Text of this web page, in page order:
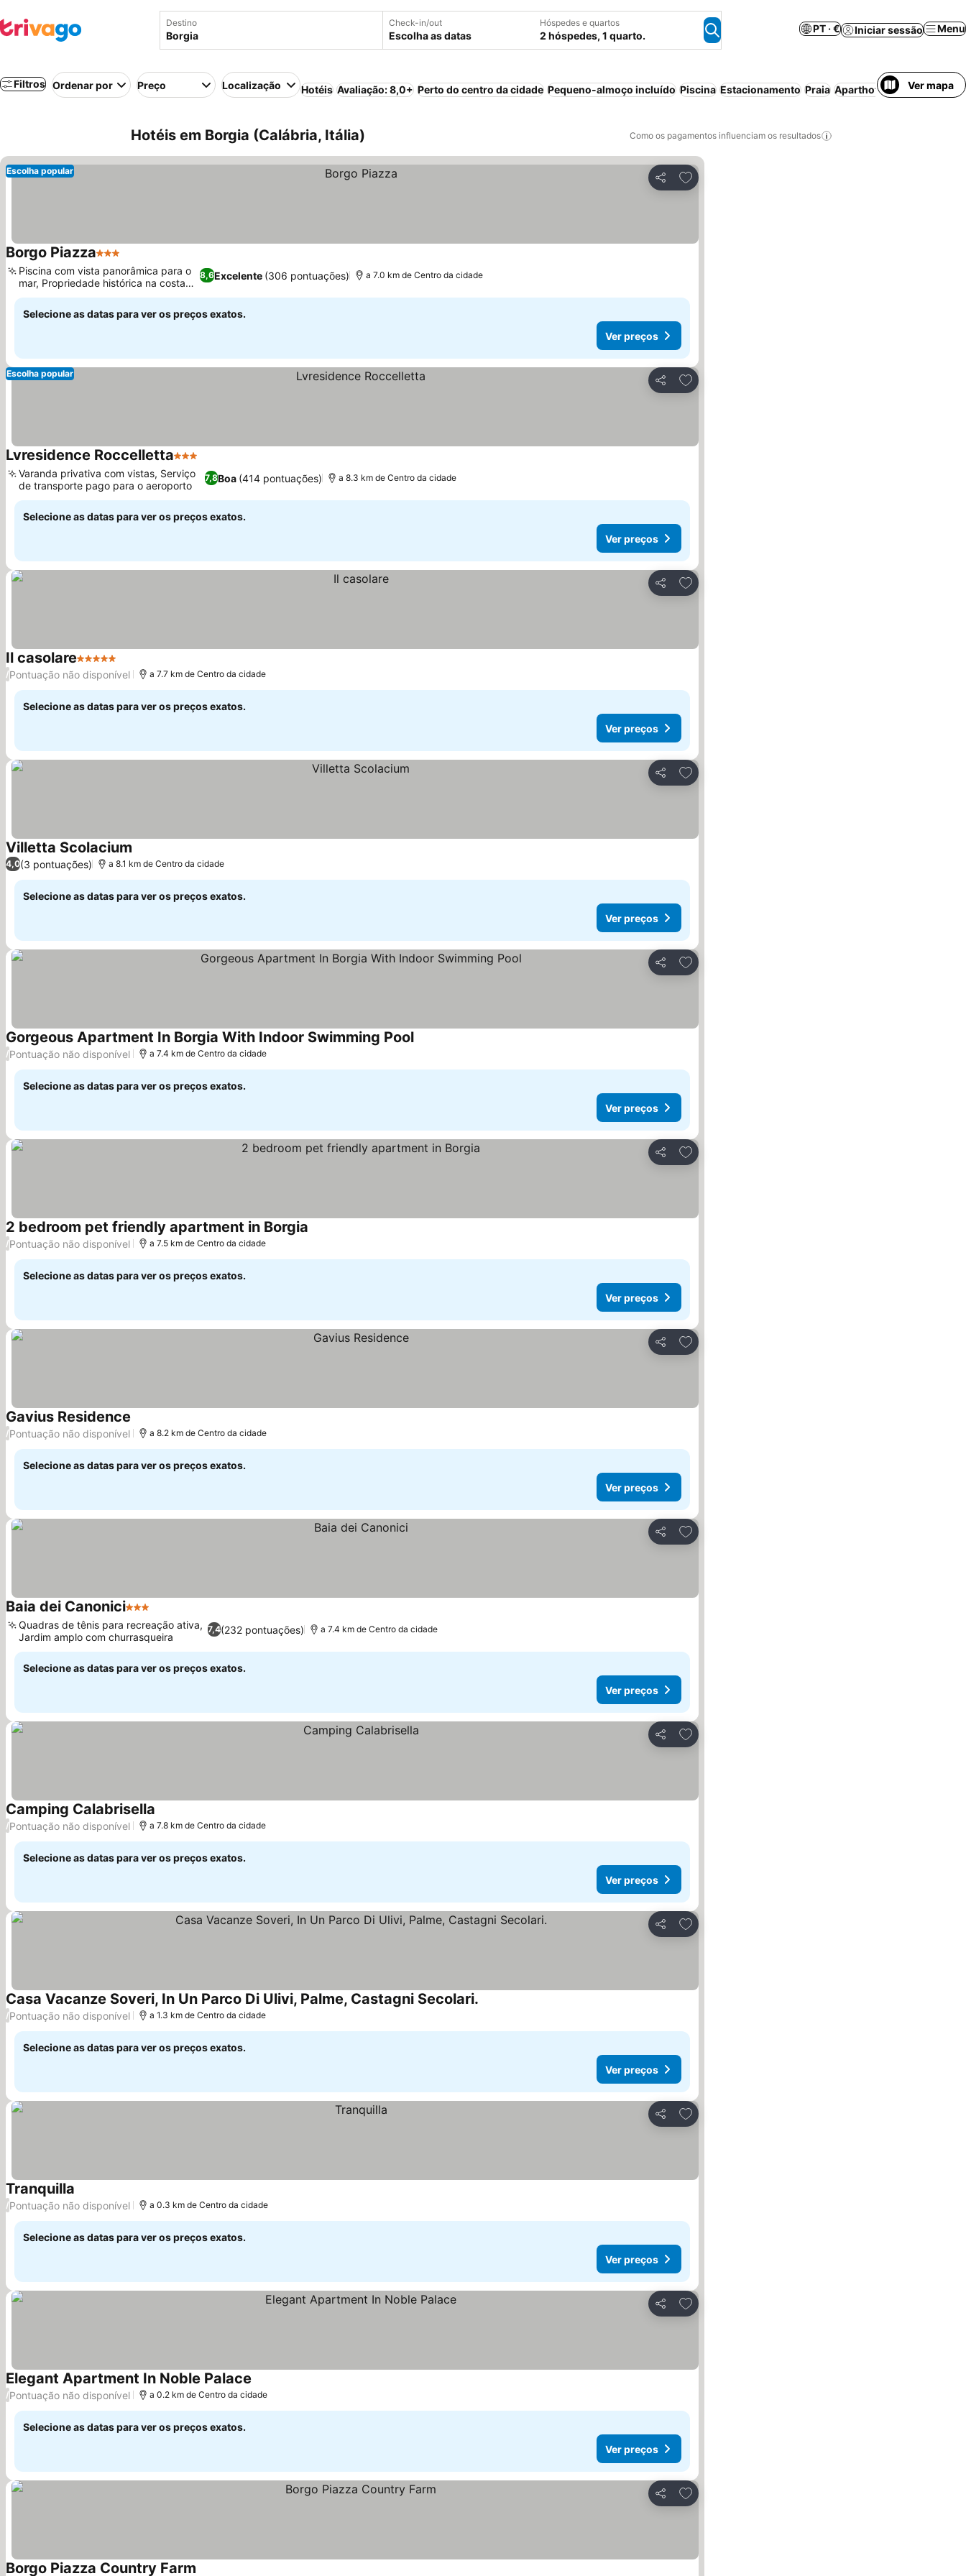
Destino Check-in/out
Escolha as datas
Hóspedes e quartos
2 hóspedes, 1 quarto.
PT · € Iniciar sessão Menu
Filtros Ordenar por Preço Localização Hotéis Avaliação: 8,0+ Perto do centro da cidade Pequeno-almoço incluído Piscina Estacionamento Praia Aparthotel Ver mapa
Hotéis em Borgia (Calábria, Itália) Como os pagamentos influenciam os resultados
Partilhar
Adicionar aos favoritos
Escolha popular
Borgo Piazza3 Estrelas
8,6Excelente (306 pontuações)
Piscina com vista panorâmica para o
mar, Propriedade histórica na costa
jônica
a 7.0 km de Centro da cidade
Selecione as datas para ver os preços exatos.
Ver preços
Partilhar
Adicionar aos favoritos
Escolha popular
Lvresidence Roccelletta3 Estrelas
7,8Boa (414 pontuações)
Varanda privativa com vistas, Serviço
de transporte pago para o aeroporto
a 8.3 km de Centro da cidade
Selecione as datas para ver os preços exatos.
Ver preços
Partilhar
Adicionar aos favoritos
Il casolare5 Estrelas Ver preços
/Pontuação não disponível a 7.7 km de Centro da cidade
Selecione as datas para ver os preços exatos.
Ver preços
Partilhar
Adicionar aos favoritos
Villetta Scolacium
4,0(3 pontuações) a 8.1 km de Centro da cidade
Selecione as datas para ver os preços exatos.
Ver preços
Partilhar
Adicionar aos favoritos
Gorgeous Apartment In Borgia With Indoor Swimming PoolVer preços
/Pontuação não disponível a 7.4 km de Centro da cidade
Selecione as datas para ver os preços exatos.
Ver preços
Partilhar
Adicionar aos favoritos
2 bedroom pet friendly apartment in Borgia
/Pontuação não disponível a 7.5 km de Centro da cidade
Selecione as datas para ver os preços exatos.
Ver preços
Partilhar
Adicionar aos favoritos
Gavius Residence Ver preços
/Pontuação não disponível a 8.2 km de Centro da cidade
Selecione as datas para ver os preços exatos.
Ver preços
Partilhar
Adicionar aos favoritos
Baia dei Canonici3 Estrelas
7,4(232 pontuações)
Quadras de tênis para recreação ativa,
Jardim amplo com churrasqueira
a 7.4 km de Centro da cidade
Selecione as datas para ver os preços exatos.
Ver preços
Partilhar
Adicionar aos favoritos
Camping Calabrisella
/Pontuação não disponível a 7.8 km de Centro da cidade
Selecione as datas para ver os preços exatos.
Ver preços
Partilhar
Adicionar aos favoritos
Casa Vacanze Soveri, In Un Parco Di Ulivi, Palme, Castagni Secolari.
/Pontuação não disponível a 1.3 km de Centro da cidade
Selecione as datas para ver os preços exatos.
Ver preços
Partilhar
Adicionar aos favoritos
Tranquilla
/Pontuação não disponível a 0.3 km de Centro da cidade
Selecione as datas para ver os preços exatos.
Ver preços
Partilhar
Adicionar aos favoritos
Elegant Apartment In Noble Palace
/Pontuação não disponível a 0.2 km de Centro da cidade
Selecione as datas para ver os preços exatos.
Ver preços
Partilhar
Adicionar aos favoritos
Borgo Piazza Country Farm